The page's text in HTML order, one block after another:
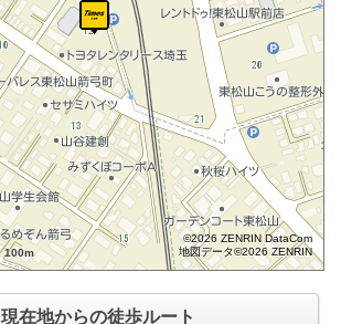
100m
©2026 ZENRIN DataCom
地図データ©2026 ZENRIN
現在地からの徒歩ルート